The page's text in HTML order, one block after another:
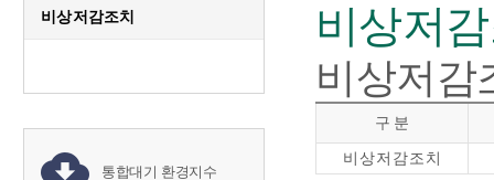
비상저감조치
통합대기 환경지수
비상저
비상저감
구 분
비상저감조치